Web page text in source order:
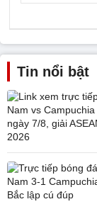
Tin nổi bật